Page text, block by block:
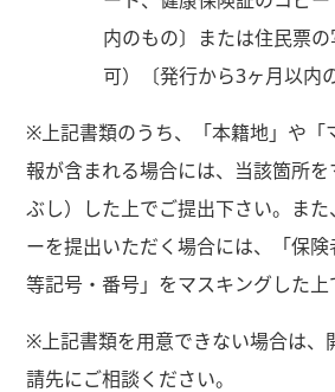
内のもの〕または住民票
可）〔発行から3ヶ月以内
※上記書類のうち、「本籍地」や「
報が含まれる場合には、当該箇所
ぶし）した上でご提出下さい。ま
ーを提出いただく場合には、「保
等記号・番号」をマスキングした上
※上記書類を用意できない場合は、
請先にご相談ください。